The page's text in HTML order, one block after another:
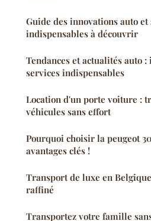
Guide des innovations auto et
indispensables à découvrir
Tendances et actualités auto
services indispensables
Location d'un porte voiture :
véhicules sans effort
Pourquoi choisir la peugeot
avantages clés !
Transport de luxe en
raffiné
Transportez votre famille